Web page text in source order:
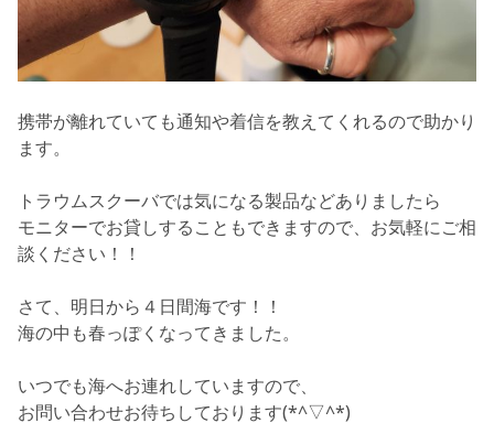
携帯が離れていても通知や着信を教えてくれるので助かり
ます。
トラウムスクーバでは気になる製品などありましたら
モニターでお貸しすることもできますので、お気軽にご相
談ください！！
さて、明日から４日間海です！！
海の中も春っぽくなってきました。
いつでも海へお連れしていますので、
お問い合わせお待ちしております(*^▽^*)